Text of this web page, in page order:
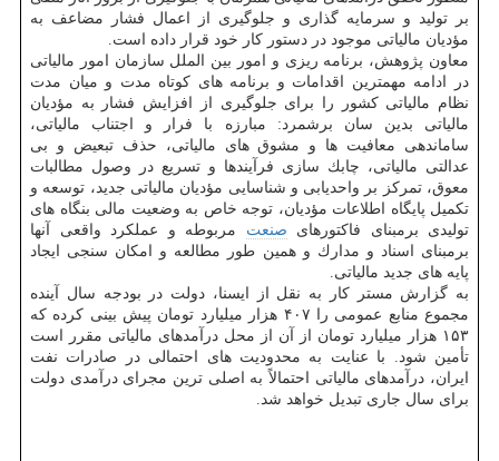
بر تولید و سرمایه گذاری و جلوگیری از اعمال فشار مضاعف به
مؤدیان مالیاتی موجود در دستور كار خود قرار داده است.
معاون پژوهش، برنامه ریزی و امور بین الملل سازمان امور مالیاتی
در ادامه مهمترین اقدامات و برنامه های كوتاه مدت و میان مدت
نظام مالیاتی كشور را برای جلوگیری از افزایش فشار به مؤدیان
مالیاتی بدین سان برشمرد: مبارزه با فرار و اجتناب مالیاتی،
ساماندهی معافیت ها و مشوق های مالیاتی، حذف تبعیض و بی
عدالتی مالیاتی، چابك سازی فرآیندها و تسریع در وصول مطالبات
معوق، تمركز بر واحدیابی و شناسایی مؤدیان مالیاتی جدید، توسعه و
تكمیل پایگاه اطلاعات مؤدیان، توجه خاص به وضعیت مالی بنگاه های
تولیدی برمبنای فاكتورهای صنعت مربوطه و عملكرد واقعی آنها
برمبنای اسناد و مدارك و همین طور مطالعه و امكان سنجی ایجاد
پایه های جدید مالیاتی.
به گزارش مستر كار به نقل از ایسنا، دولت در بودجه سال آینده
مجموع منابع عمومی را ۴۰۷ هزار میلیارد تومان پیش بینی كرده كه
۱۵۳ هزار میلیارد تومان از آن از محل درآمدهای مالیاتی مقرر است
تأمین شود. با عنایت به محدودیت های احتمالی در صادرات نفت
ایران، درآمدهای مالیاتی احتمالاً به اصلی ترین مجرای درآمدی دولت
برای سال جاری تبدیل خواهد شد.